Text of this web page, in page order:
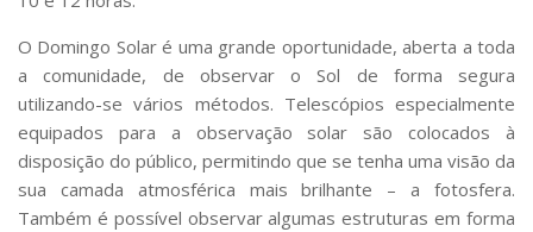
Pós-doutorado
Iniciação Científica
Transferência de Tecnologia
Empresas Juniores
Extensão à Comunidade
Projetos, Programas e Cursos
Artes, Cultura e Esportes
O Domingo Solar é uma grande oportunidade, aberta a toda
a comunidade, de observar o Sol de forma segura
utilizando-se vários métodos. Telescópios especialmente
equipados para a observação solar são colocados à
disposição do público, permitindo que se tenha uma visão da
sua camada atmosférica mais brilhante – a fotosfera.
Também é possível observar algumas estruturas em forma